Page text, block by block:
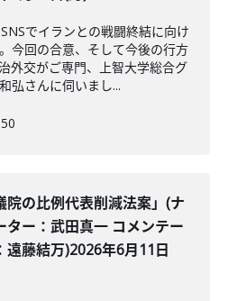
でイランとの戦闘終結に向け
今回の合意、そして今後の行方
外交がご専門、上智大学総合グ
弘さんに伺いまし...
院の比例代表削減法案」(ナ
ター：武田真一 コメンテー
遠藤結万)2026年6月11日